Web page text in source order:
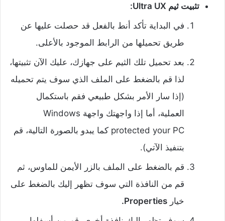
تثبيت ثيم Ultra UX:
في البداية تأكد أنط بالفعل قد حصلت عليها عن
طريق تحميلها من الرابط الموجود بالأعلى.
بعد تحميل تلك الثيم على جهازك، عليك الآن تثبيتها،
لذا قم بالضغط على الملف الذي سوف يتم تحميله
(إذا سار الأمر بشكل طبيعي فقم باستكمال
العملية، أما إذا واجهتك واجهة Windows
protected your PC كما يبدو بالصورة التالية، قم
بتنفيذ الآتي).
قم بالضغط على الملف بالزر الأيمن للماوس، ثم
قم من النافذة التي سوف تظهر إليك بالضغط على
خيار Properties.